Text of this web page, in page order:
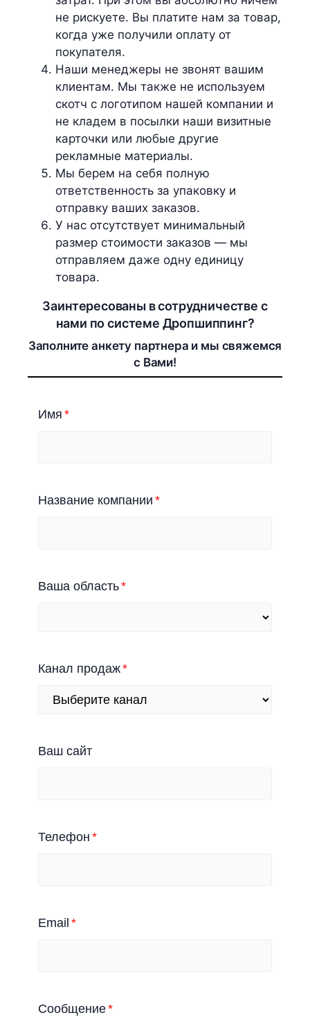
не рискуете. Вы платите нам за товар,
когда уже получили оплату от
покупателя.
Наши менеджеры не звонят вашим
клиентам. Мы также не используем
скотч с логотипом нашей компании и
не кладем в посылки наши визитные
карточки или любые другие
рекламные материалы.
Мы берем на себя полную
ответственность за упаковку и
отправку ваших заказов.
У нас отсутствует минимальный
размер стоимости заказов — мы
отправляем даже одну единицу
товара.
Заинтересованы в сотрудничестве с
нами по системе Дропшиппинг?
Заполните анкету партнера и мы свяжемся
с Вами!
Имя
Название компании
Ваша область
Канал продаж
Ваш сайт
Телефон
Email
Сообщение